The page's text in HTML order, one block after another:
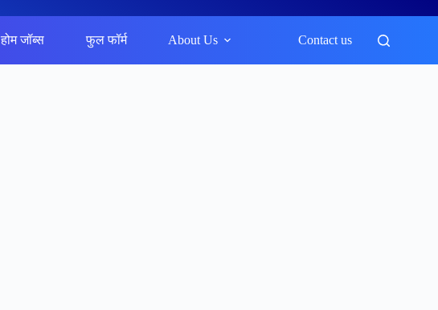
होम जॉब्स फुल फॉर्म About Us Contact us